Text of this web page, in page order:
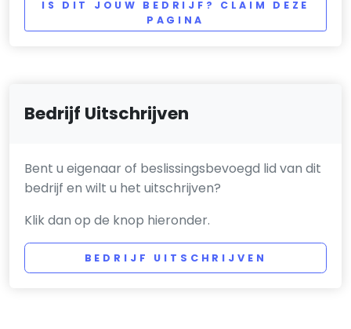
IS DIT JOUW BEDRIJF? CLAIM DEZE
PAGINA
Bedrijf Uitschrijven
Bent u eigenaar of beslissingsbevoegd lid van dit
bedrijf en wilt u het uitschrijven?
Klik dan op de knop hieronder.
BEDRIJF UITSCHRIJVEN